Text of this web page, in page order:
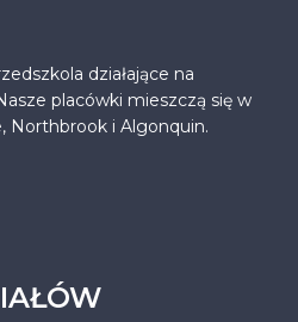
działające na
placówki mieszczą się w
Northbrook i Algonquin.